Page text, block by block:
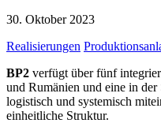
30. Oktober 2023
Realisierungen
BP2 verfügt über fünf
und Rumänien und eine in
logistisch und systemisch
einheitliche Struktur.